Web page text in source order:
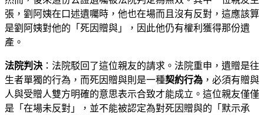
張，劉阿姨在口述遺囑時，他也在場而且沒有反對，這應該算
是劉阿姨對他的「死因贈與」，因此他仍有權利獲得那份遺
產。
法院判決 ：法院駁回了這位親友的請求。法院重申，遺贈是往
生者單獨的行為，而死因贈與則是一種契約行為 ，必須有贈與
人與受贈人雙方明確的意思表示合致才能成立。這位親友僅僅
是「在場未反對」，並不能被認定為對死因贈與的「默示承